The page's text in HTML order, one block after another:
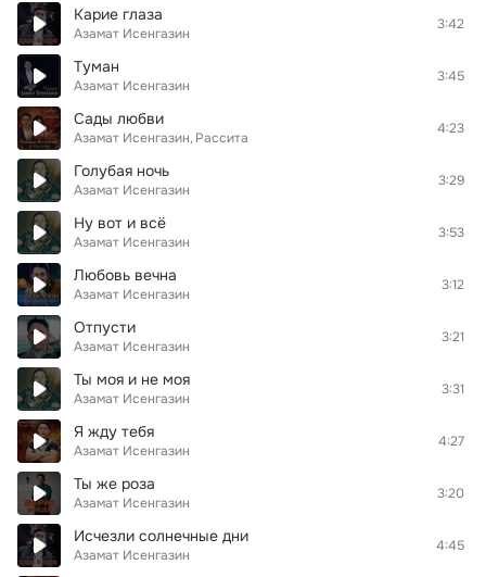
Карие глаза
Азамат Исенгазин
3:42
Туман
Азамат Исенгазин
3:45
Сады любви
Азамат Исенгазин Рассита
4:23
Голубая ночь
Азамат Исенгазин
3:29
Ну вот и всё
Азамат Исенгазин
3:53
Любовь вечна
Азамат Исенгазин
3:12
Отпусти
Азамат Исенгазин
3:21
Ты моя и не моя
Азамат Исенгазин
3:31
Я жду тебя
Азамат Исенгазин
4:27
Ты же роза
Азамат Исенгазин
3:20
Исчезли солнечные дни
Азамат Исенгазин
4:45